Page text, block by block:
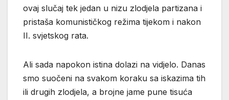
ovaj slučaj tek jedan u nizu zlodjela partizana i
pristaša komunističkog režima tijekom i nakon
II. svjetskog rata.
Ali sada napokon istina dolazi na vidjelo. Danas
smo suočeni na svakom koraku sa iskazima tih
ili drugih zlodjela, a brojne jame pune tisuća